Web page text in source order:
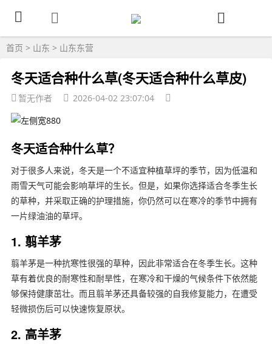
首页 > 山东 > 山东东营
冬天适合种什么草(冬天适合种什么草皮)
暂无作者 2026-04-02 23:07:04
冬天适合种什么草？
对于很多人来说，冬天是一个不适宜种植草坪的季节，因为低温和
雨雪天气可能会影响草坪的生长。但是，如果你选择适合冬季生长
的草种，并采取正确的护理措施，你仍然可以在寒冷的季节中拥有
一片绿油油的草坪。
1. 翦羊茅
翦羊茅是一种抗寒性很强的草种，因此非常适合在冬季生长。这种
草有着优良的耐寒性和耐旱性，在寒冷和干燥的气候条件下依然能
够保持健康茁壮。而且翦羊茅还具备较强的自我修复能力，在遭受
轻微损伤后可以快速恢复原状。
2. 高羊茅